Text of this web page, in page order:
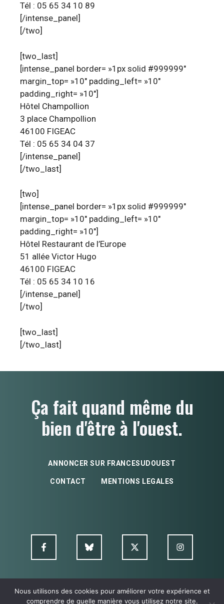
Tél : 05 65 34 10 89
[/intense_panel]
[/two]
[two_last]
[intense_panel border= »1px solid #999999″
margin_top= »10″ padding_left= »10″
padding_right= »10″]
Hôtel Champollion
3 place Champollion
46100 FIGEAC
Tél : 05 65 34 04 37
[/intense_panel]
[/two_last]
[two]
[intense_panel border= »1px solid #999999″
margin_top= »10″ padding_left= »10″
padding_right= »10″]
Hôtel Restaurant de l’Europe
51 allée Victor Hugo
46100 FIGEAC
Tél : 05 65 34 10 16
[/intense_panel]
[/two]
[two_last]
[/two_last]
Ça fait quand même du
bien d'être à l'ouest.
ANNONCER SUR FRANCESUDOUEST
CONTACT MENTIONS LEGALES
© FSO MultimediA - 2026
Nous utilisons des cookies pour améliorer votre expérience et
comprendre de quelle manière vous utilisez notre site.